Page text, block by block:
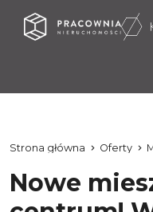
Strona główna Oferty
Nowe